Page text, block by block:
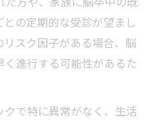
の定期的な受診が望まし
スク因子がある場合、脳
進行する可能性があるた
で特に異常がなく、生活